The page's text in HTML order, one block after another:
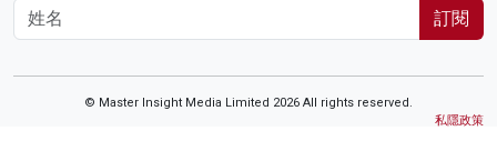
訂閱
© Master Insight Media Limited 2026 All rights reserved.
私隱政策